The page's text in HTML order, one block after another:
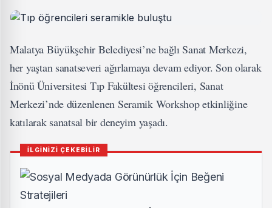
Malatya Büyükşehir Belediyesi’ne bağlı Sanat Merkezi,
her yaştan sanatseveri ağırlamaya devam ediyor. Son olarak
İnönü Üniversitesi Tıp Fakültesi öğrencileri, Sanat
Merkezi’nde düzenlenen Seramik Workshop etkinliğine
katılarak sanatsal bir deneyim yaşadı.
İLGİNİZİ ÇEKEBİLİR